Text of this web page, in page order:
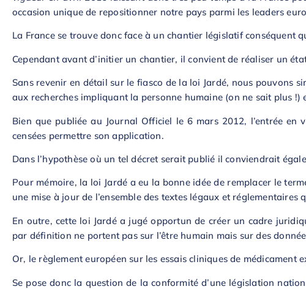
occasion unique de repositionner notre pays parmi les leaders
La France se trouve donc face à un chantier législatif conséquent
Cependant avant d’initier un chantier, il convient de réaliser un
Sans revenir en détail sur le fiasco de la loi Jardé, nous pouvons
aux recherches impliquant la personne humaine (on ne sait plus !)
Bien que publiée au Journal Officiel le 6 mars 2012, l’entrée
censées permettre son application.
Dans l’hypothèse où un tel décret serait publié il conviendrait
Pour mémoire, la loi Jardé a eu la bonne idée de remplacer le
une mise à jour de l’ensemble des textes légaux et réglementaires
En outre, cette loi Jardé a jugé opportun de créer un cadre
par définition ne portent pas sur l’être humain mais sur des
Or, le règlement européen sur les essais cliniques de
Se pose donc la question de la conformité d’une législation